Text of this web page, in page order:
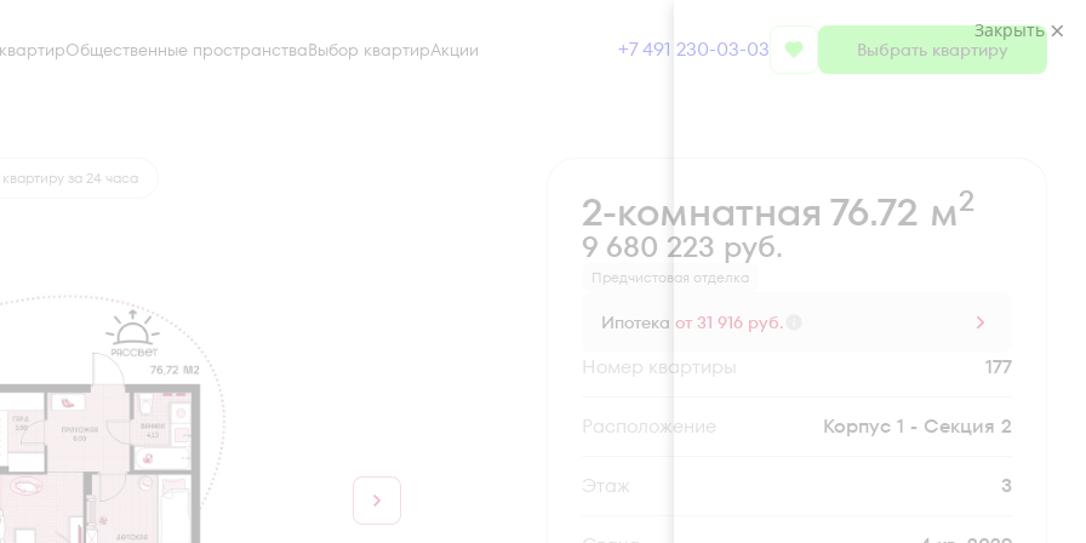
Общественные пространстваВыбор квартирАкции +7 491 230-03-03 Выбрать квартиру
от 31 916 руб. Забронировать
за 24 часа
2-комнатная 76.72 м2
9 680 223 руб.
Предчистовая отделка
Ипотека от 31 916 руб.
Номер квартиры 177
Секция Корпус 1 - Секция 2
Этаж 3
Закрыть